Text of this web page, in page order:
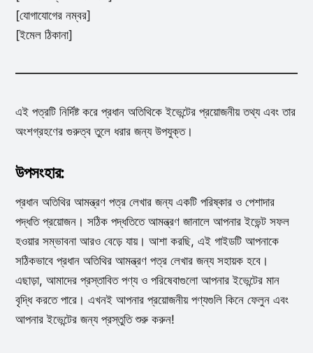
[যোগাযোগের নম্বর]
[ইমেল ঠিকানা]
এই পত্রটি নির্দিষ্ট করে প্রধান অতিথিকে ইভেন্টের প্রয়োজনীয় তথ্য এবং তার
অংশগ্রহণের গুরুত্ব তুলে ধরার জন্য উপযুক্ত।
উপসংহার:
প্রধান অতিথির আমন্ত্রণ পত্র লেখার জন্য একটি পরিষ্কার ও পেশাদার
পদ্ধতি প্রয়োজন। সঠিক পদ্ধতিতে আমন্ত্রণ জানালে আপনার ইভেন্ট সফল
হওয়ার সম্ভাবনা আরও বেড়ে যায়। আশা করছি, এই গাইডটি আপনাকে
সঠিকভাবে প্রধান অতিথির আমন্ত্রণ পত্র লেখার জন্য সহায়ক হবে।
এছাড়া, আমাদের প্রস্তাবিত পণ্য ও পরিষেবাগুলো আপনার ইভেন্টের মান
বৃদ্ধি করতে পারে। এখনই আপনার প্রয়োজনীয় পণ্যগুলি কিনে ফেলুন এবং
আপনার ইভেন্টের জন্য প্রস্তুতি শুরু করুন!